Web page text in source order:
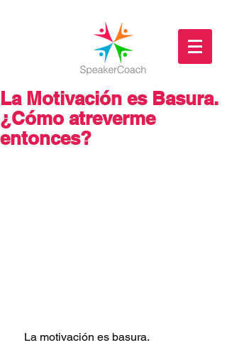
La Motivación es Basura.
¿Cómo atreverme
entonces?
    La motivación es basura.